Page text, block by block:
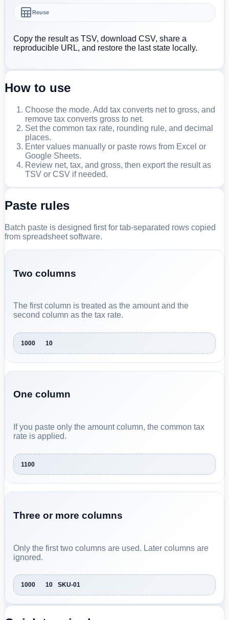
Reuse
Copy the result as TSV, download CSV, share a
reproducible URL, and restore the last state locally.
How to use
Choose the mode. Add tax converts net to gross, and
remove tax converts gross to net.
Set the common tax rate, rounding rule, and decimal
places.
Enter values manually or paste rows from Excel or
Google Sheets.
Review net, tax, and gross, then export the result as
TSV or CSV if needed.
Paste rules
Batch paste is designed first for tab-separated rows copied
from spreadsheet software.
Two columns
The first column is treated as the amount and the
second column as the tax rate.
1000	10
One column
If you paste only the amount column, the common tax
rate is applied.
1100
Three or more columns
Only the first two columns are used. Later columns are
ignored.
1000	10	SKU-01